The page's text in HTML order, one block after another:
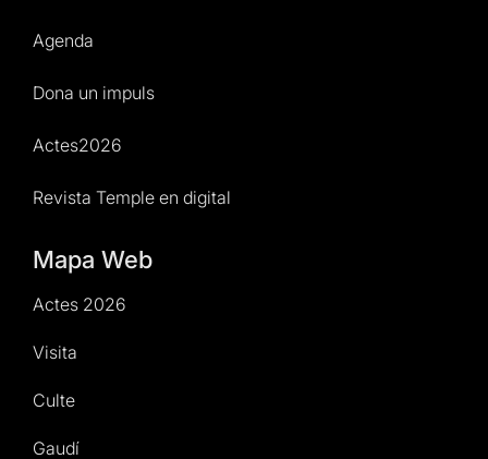
Agenda
Dona un impuls
Actes2026
Revista Temple en digital
Mapa Web
Actes 2026
Visita
Culte
Gaudí